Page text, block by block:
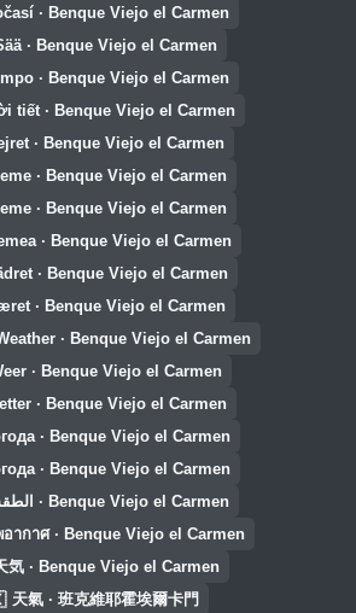
· Benque Viejo el Carmen
· Benque Viejo el Carmen
· Benque Viejo el Carmen
tiết · Benque Viejo el Carmen
· Benque Viejo el Carmen
· Benque Viejo el Carmen
· Benque Viejo el Carmen
· Benque Viejo el Carmen
· Benque Viejo el Carmen
· Benque Viejo el Carmen
· Benque Viejo el Carmen
· Benque Viejo el Carmen
· Benque Viejo el Carmen
· Benque Viejo el Carmen
· Benque Viejo el Carmen
الطقس · Benque Viejo el Carmen
ากาศ · Benque Viejo el Carmen
気 · Benque Viejo el Carmen
天氣 · 班克維耶霍埃爾卡門